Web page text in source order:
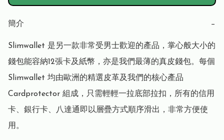
簡介 −
Slimwallet 是另一款非常受男士歡迎的產品，掌心般大小的
錢包能容納12張卡及紙幣，亦是我們最薄的真皮錢包。每個
Slimwallet 均由歐洲的精選皮革及我們的核心產品
Cardprotector 組成，只需輕輕一拉底部拉扣，所有的信用
卡、銀行卡、八達通即以層疊方式順序滑出，非常方便使
用。